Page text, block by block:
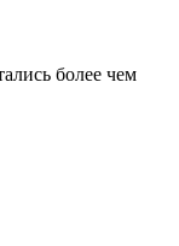
более чем